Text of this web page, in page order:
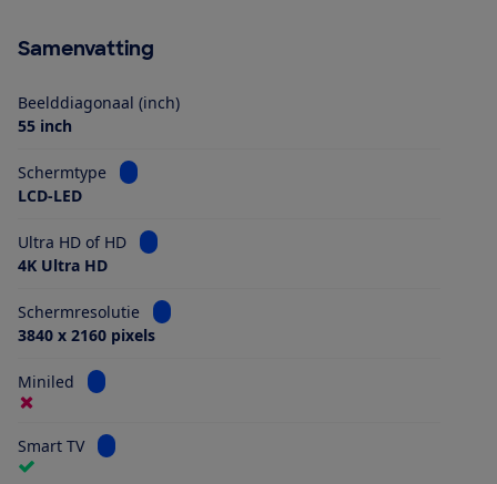
Samenvatting
Beelddiagonaal (inch)
55 inch
Schermtype
Bekijk informatie voor Schermtype
LCD-LED
Ultra HD of HD
Bekijk informatie voor Ultra HD of HD
4K Ultra HD
Schermresolutie
Bekijk informatie voor Schermresolutie
3840 x 2160 pixels
Miniled Bekijk informatie voor Miniled
Smart TV Bekijk informatie voor Smart TV